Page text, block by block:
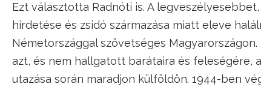
Ezt választotta Radnóti is. A
hirdetése és zsidó származása miatt eleve
Németországgal szövetséges
azt, és nem hallgatott barátaira és feleségére,
utazása során maradjon külföldön. 1944-ben